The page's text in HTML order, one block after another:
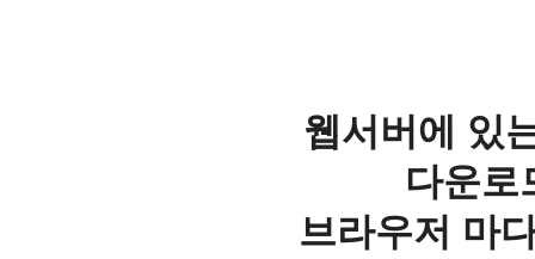
웹서버에 있
다운로
브라우저 마